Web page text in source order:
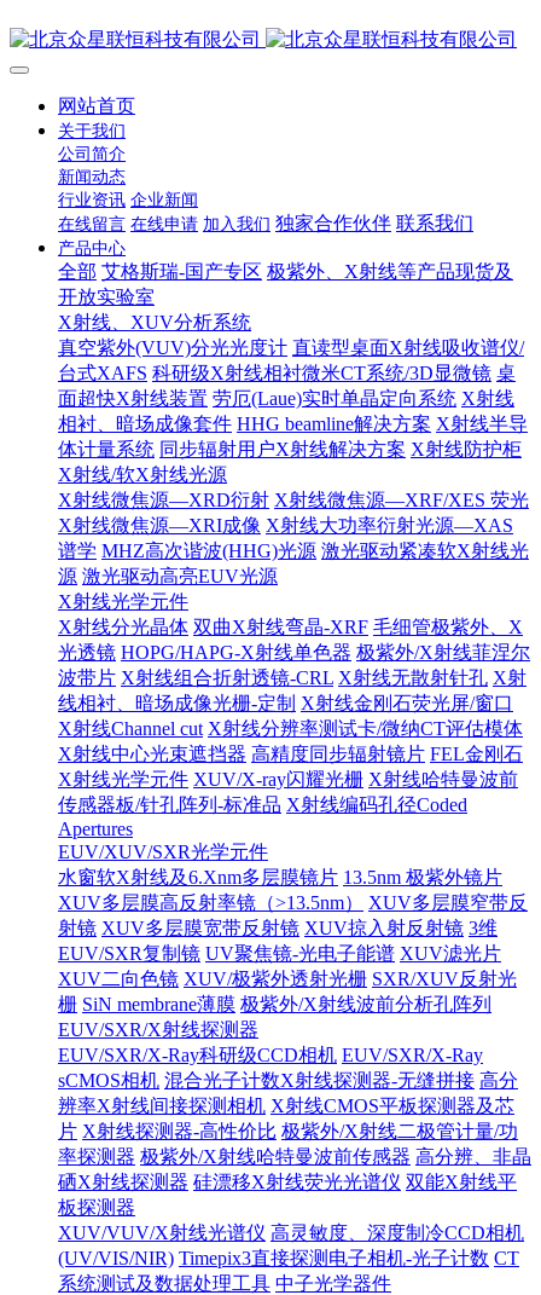
网站首页
关于我们
公司简介
新闻动态
行业资讯 企业新闻
在线留言 在线申请 加入我们 独家合作伙伴 联系我们
产品中心
全部 艾格斯瑞-国产专区 极紫外、X射线等产品现货及
开放实验室
X射线、XUV分析系统
真空紫外(VUV)分光光度计 直读型桌面X射线吸收谱仪/
台式XAFS 科研级X射线相衬微米CT系统/3D显微镜 桌
面超快X射线装置 劳厄(Laue)实时单晶定向系统 X射线
相衬、暗场成像套件 HHG beamline解决方案 X射线半导
体计量系统 同步辐射用户X射线解决方案 X射线防护柜
X射线/软X射线光源
X射线微焦源—XRD衍射 X射线微焦源—XRF/XES 荧光
X射线微焦源—XRI成像 X射线大功率衍射光源—XAS
谱学 MHZ高次谐波(HHG)光源 激光驱动紧凑软X射线光
源 激光驱动高亮EUV光源
X射线光学元件
X射线分光晶体 双曲X射线弯晶-XRF 毛细管极紫外、X
光透镜 HOPG/HAPG-X射线单色器 极紫外/X射线菲涅尔
波带片 X射线组合折射透镜-CRL X射线无散射针孔 X射
线相衬、暗场成像光栅-定制 X射线金刚石荧光屏/窗口
X射线Channel cut X射线分辨率测试卡/微纳CT评估模体
X射线中心光束遮挡器 高精度同步辐射镜片 FEL金刚石
X射线光学元件 XUV/X-ray闪耀光栅 X射线哈特曼波前
传感器板/针孔阵列-标准品 X射线编码孔径Coded
Apertures
EUV/XUV/SXR光学元件
水窗软X射线及6.Xnm多层膜镜片 13.5nm 极紫外镜片
XUV多层膜高反射率镜（>13.5nm）
XUV多层膜窄带反
射镜 XUV多层膜宽带反射镜 XUV掠入射反射镜 3维
EUV/SXR复制镜 UV聚焦镜-光电子能谱 XUV滤光片
XUV二向色镜 XUV/极紫外透射光栅 SXR/XUV反射光
栅 SiN membrane薄膜 极紫外/X射线波前分析孔阵列
EUV/SXR/X射线探测器
EUV/SXR/X-Ray科研级CCD相机 EUV/SXR/X-Ray
sCMOS相机 混合光子计数X射线探测器-无缝拼接 高分
辨率X射线间接探测相机 X射线CMOS平板探测器及芯
片 X射线探测器-高性价比 极紫外/X射线二极管计量/功
率探测器 极紫外/X射线哈特曼波前传感器 高分辨、非晶
硒X射线探测器 硅漂移X射线荧光光谱仪 双能X射线平
板探测器
XUV/VUV/X射线光谱仪 高灵敏度、深度制冷CCD相机
(UV/VIS/NIR) Timepix3直接探测电子相机-光子计数 CT
系统测试及数据处理工具 中子光学器件